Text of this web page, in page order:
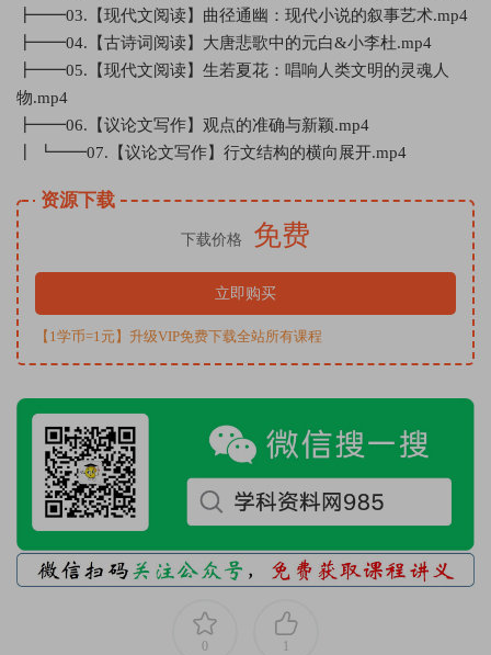
┣━━03.【现代文阅读】曲径通幽：现代小说的叙事艺术.mp4
┣━━04.【古诗词阅读】大唐悲歌中的元白&小李杜.mp4
┣━━05.【现代文阅读】生若夏花：唱响人类文明的灵魂人
物.mp4
┣━━06.【议论文写作】观点的准确与新颖.mp4
┃ ┗━━07.【议论文写作】行文结构的横向展开.mp4
资源下载
下载价格 免费
立即购买
【1学币=1元】升级VIP免费下载全站所有课程
0 1